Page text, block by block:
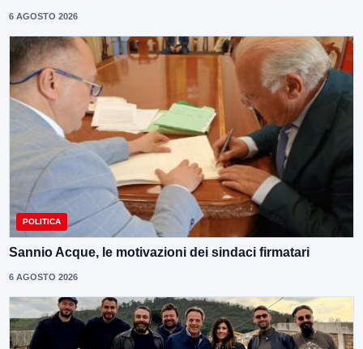
6 AGOSTO 2026
POLITICA
Sannio Acque, le motivazioni dei sindaci firmatari
6 AGOSTO 2026